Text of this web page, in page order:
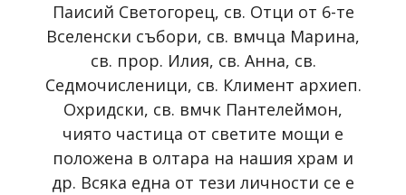
Паисий Светогорец, св. Отци от 6-те
Вселенски събори, св. вмчца Марина,
св. прор. Илия, св. Анна, св.
Седмочисленици, св. Климент архиеп.
Охридски, св. вмчк Пантелеймон,
чиято частица от светите мощи е
положена в олтара на нашия храм и
др. Всяка една от тези личности се е